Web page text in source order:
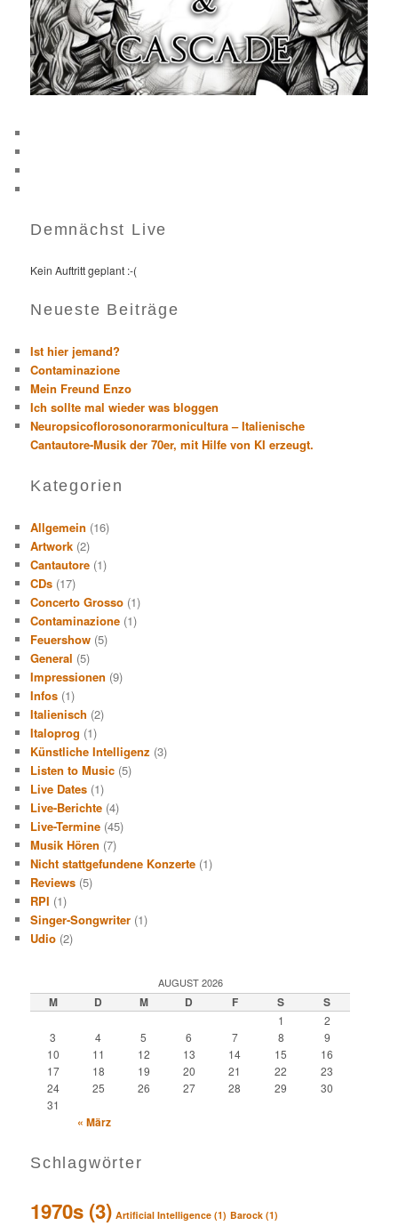
Demnächst Live
Kein Auftritt geplant :-(
Neueste Beiträge
Ist hier jemand?
Contaminazione
Mein Freund Enzo
Ich sollte mal wieder was bloggen
Neuropsicoflorosonorarmonicultura – Italienische
Cantautore-Musik der 70er, mit Hilfe von KI erzeugt.
Kategorien
Allgemein (16)
Artwork (2)
Cantautore (1)
CDs (17)
Concerto Grosso (1)
Contaminazione (1)
Feuershow (5)
General (5)
Impressionen (9)
Infos (1)
Italienisch (2)
Italoprog (1)
Künstliche Intelligenz (3)
Listen to Music (5)
Live Dates (1)
Live-Berichte (4)
Live-Termine (45)
Musik Hören (7)
Nicht stattgefundene Konzerte (1)
Reviews (5)
RPI (1)
Singer-Songwriter (1)
Udio (2)
AUGUST 2026
M D M D F S S
1
2
3
4 5 6 7 8
9
10
11 12 13 14 15
16
17
18 19 20 21 22
23
24
25 26 27 28 29
30
31
« März
Schlagwörter
1970s (3) Artificial Intelligence (1) Barock (1)